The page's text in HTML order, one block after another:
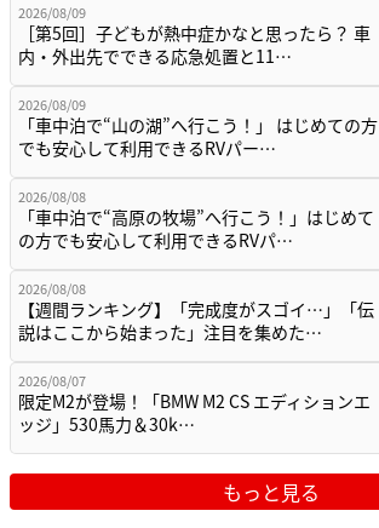
2026/08/09
［第5回］子どもが熱中症かなと思ったら？ 車
内・外出先でできる応急処置と11…
2026/08/09
「車中泊で“山の湖”へ行こう！」 はじめての方
でも安心して利用できるRVパー…
2026/08/08
「車中泊で“高原の牧場”へ行こう！」はじめて
の方でも安心して利用できるRVパ…
2026/08/08
【週間ランキング】「完成度がスゴイ…」「伝
説はここから始まった」注目を集めた…
2026/08/07
限定M2が登場！「BMW M2 CS エディションエ
ッジ」530馬力＆30k…
もっと見る